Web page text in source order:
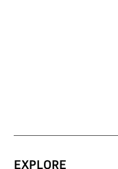
EXPLORE